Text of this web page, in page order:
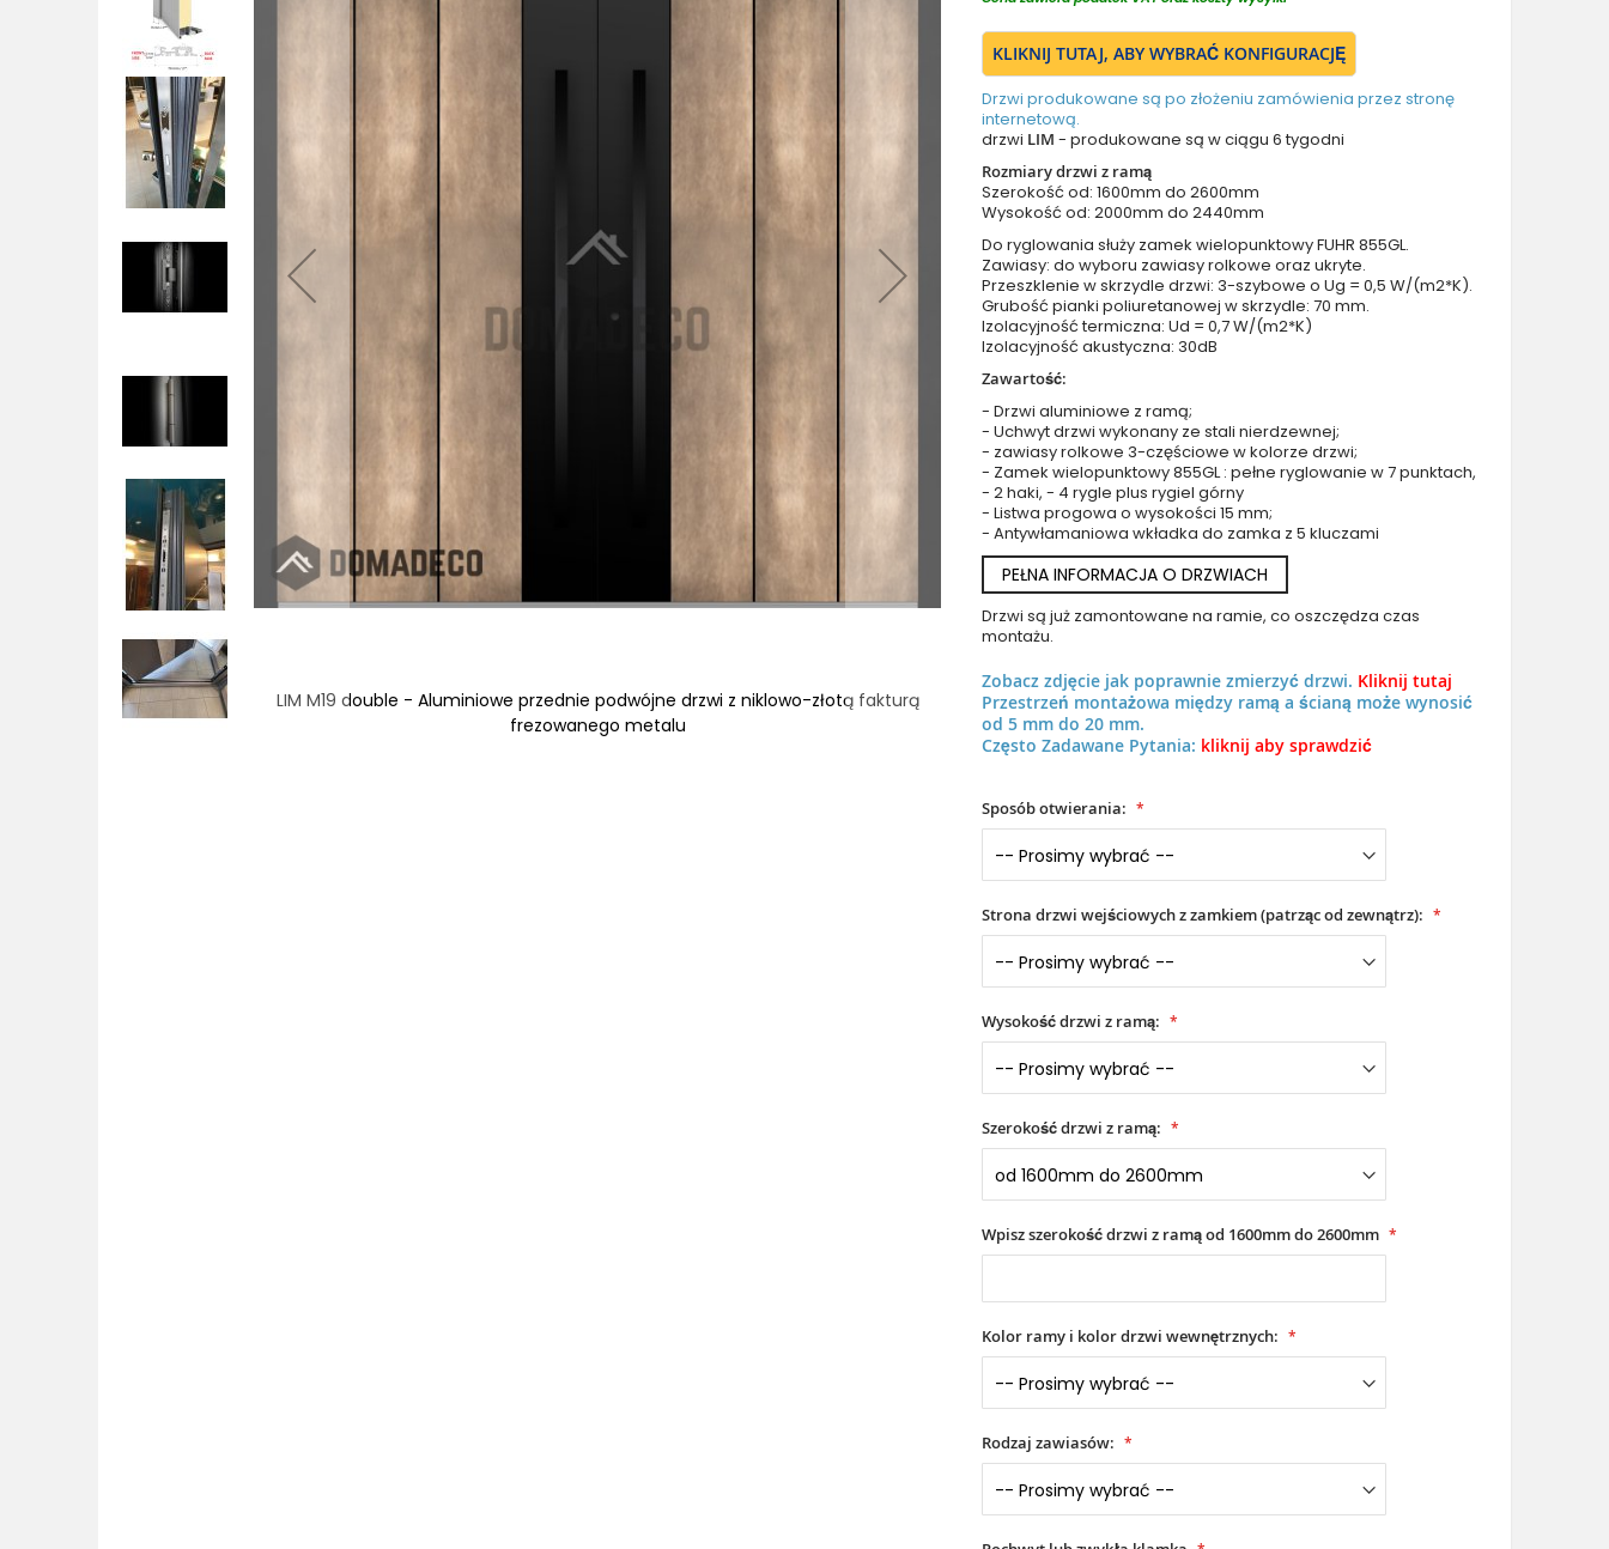
Drzwi z górnym i lewym naświetlem
Drzwi z górnym i prawym naświetlem
Drzwi z lewym i prawym naświetlem
Drzwi z lewym, prawym i górnym naświetlem
Drzwi podwójne z lewym, prawym i górnym naświetlem
Akcesoria do drzwi
Drzwi balkonowe / tarasowe
Szklane aluminiowe drzwi wejściowe
Okna aluminiowe
LIM M19 double - Aluminiowe przednie podwójne drzwi z niklowo-złotą fakturą
frezowanego metalu
LIM M19 double - Aluminiowe przednie podwójne drzwi z
KLIKNIJ TUTAJ, ABY WYBRAĆ KONFIGURACJĘ
Drzwi produkowane są po złożeniu zamówienia przez stronę
internetową.
drzwi LIM - produkowane są w ciągu 6 tygodni
Rozmiary drzwi z ramą
Szerokość od: 1600mm do 2600mm
Wysokość od: 2000mm do 2440mm
Do ryglowania służy zamek wielopunktowy FUHR 855GL.
Zawiasy: do wyboru zawiasy rolkowe oraz ukryte.
Przeszklenie w skrzydle drzwi: 3-szybowe o Ug = 0,5 W/(m2*K).
Grubość pianki poliuretanowej w skrzydle: 70 mm.
Izolacyjność termiczna: Ud = 0,7 W/(m2*K)
Izolacyjność akustyczna: 30dB
Zawartość:
- Drzwi aluminiowe z ramą;
- Uchwyt drzwi wykonany ze stali nierdzewnej;
- zawiasy rolkowe 3-częściowe w kolorze drzwi;
- Zamek wielopunktowy 855GL : pełne ryglowanie w 7 punktach,
- 2 haki, - 4 rygle plus rygiel górny
- Listwa progowa o wysokości 15 mm;
- Antywłamaniowa wkładka do zamka z 5 kluczami
PEŁNA INFORMACJA O DRZWIACH
Drzwi są już zamontowane na ramie, co oszczędza czas
montażu.
Zobacz zdjęcie jak poprawnie zmierzyć drzwi. Kliknij tutaj
Przestrzeń montażowa między ramą a ścianą może wynosić
od 5 mm do 20 mm.
Często Zadawane Pytania: kliknij aby sprawdzić
Sposób otwierania:
Strona drzwi wejściowych z zamkiem (patrząc od zewnątrz):
Wysokość drzwi z ramą:
Szerokość drzwi z ramą:
Wpisz szerokość drzwi z ramą od 1600mm do 2600mm
Kolor ramy i kolor drzwi wewnętrznych:
Rodzaj zawiasów: